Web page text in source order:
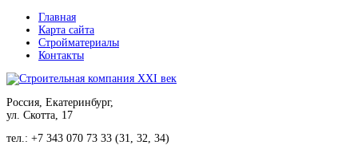
Главная
Карта сайта
Стройматериалы
Контакты
Россия, Екатеринбург,
ул. Скотта, 17
тел.: +7 343 070 73 33 (31, 32, 34)